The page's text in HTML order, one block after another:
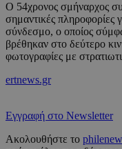
Ο 54χρονος σμήναρχος
σημαντικές πληροφορίες
σύνδεσμο, ο οποίος
βρέθηκαν στο δεύτερο
φωτογραφίες με
ertnews.gr
Εγγραφή στο Newsletter
Ακολουθήστε το